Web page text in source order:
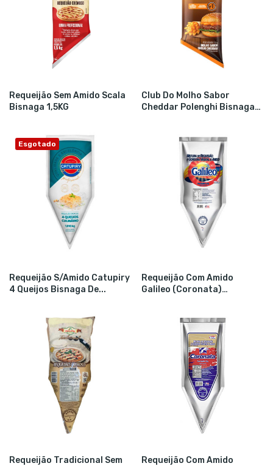
Requeijão Sem Amido Scala
Bisnaga 1,5KG
Club Do Molho Sabor
Cheddar Polenghi Bisnaga
Esgotado
Requeijão S/amido Catupiry
4 Queijos Bisnaga De...
Requeijão Com Amido
Galileo (Coronata)
Requeijão Tradicional Sem
Requeijão Com Amido